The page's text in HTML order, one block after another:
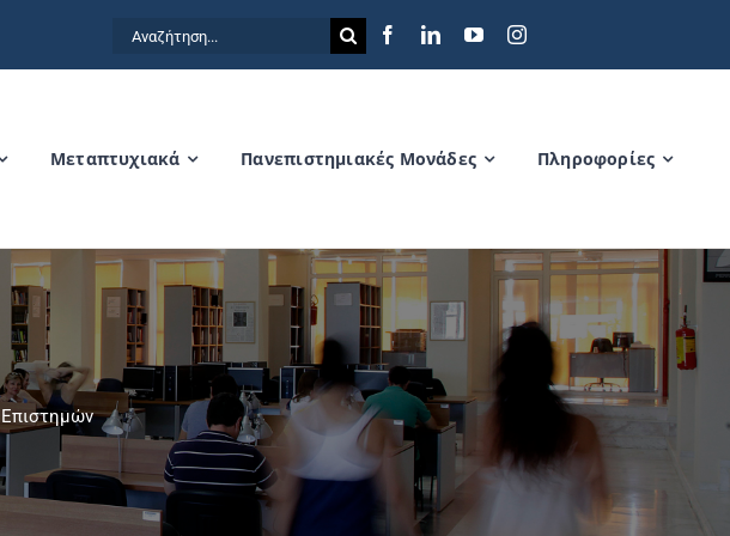
Αναζήτηση
for:
Μεταπτυχιακά Πανεπιστημιακές Μονάδες Πληροφορίες